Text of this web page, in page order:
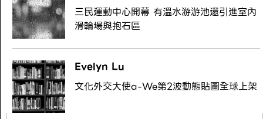
三民運動中心開幕 有溫水游游池還引進室內
滑輪場與抱石區
Evelyn Lu
文化外交大使a-We第2波動態貼圖全球上架